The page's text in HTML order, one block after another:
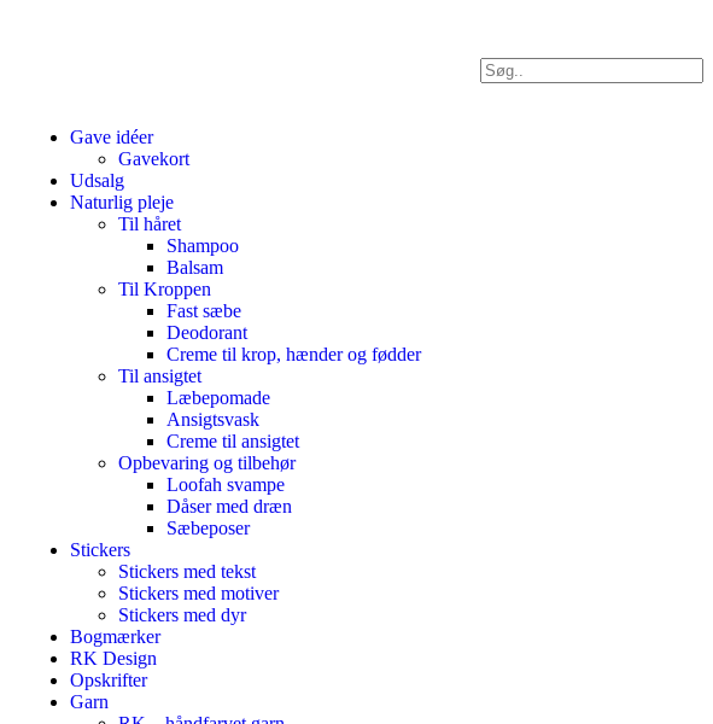
Gave idéer
Gavekort
Udsalg
Naturlig pleje
Til håret
Shampoo
Balsam
Til Kroppen
Fast sæbe
Deodorant
Creme til krop, hænder og fødder
Til ansigtet
Læbepomade
Ansigtsvask
Creme til ansigtet
Opbevaring og tilbehør
Loofah svampe
Dåser med dræn
Sæbeposer
Stickers
Stickers med tekst
Stickers med motiver
Stickers med dyr
Bogmærker
RK Design
Opskrifter
Garn